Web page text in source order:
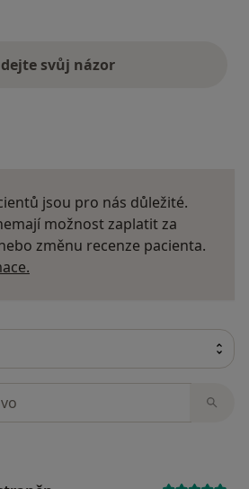
svůj názor
jsou pro nás důležité.
možnost zaplatit za
změnu recenze pacienta.